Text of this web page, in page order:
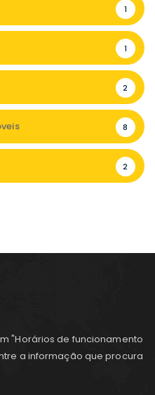
1
1
2
8
2
"Horários de funcionamento
a informação que procura